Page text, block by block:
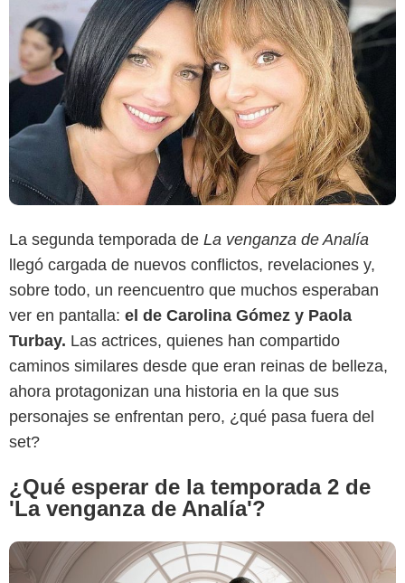
La segunda temporada de La venganza de Analía
llegó cargada de nuevos conflictos, revelaciones y,
sobre todo, un reencuentro que muchos esperaban
ver en pantalla: el de Carolina Gómez y Paola
Turbay. Las actrices, quienes han compartido
caminos similares desde que eran reinas de belleza,
ahora protagonizan una historia en la que sus
personajes se enfrentan pero, ¿qué pasa fuera del
set?
¿Qué esperar de la temporada 2 de
'La venganza de Analía'?
Produ